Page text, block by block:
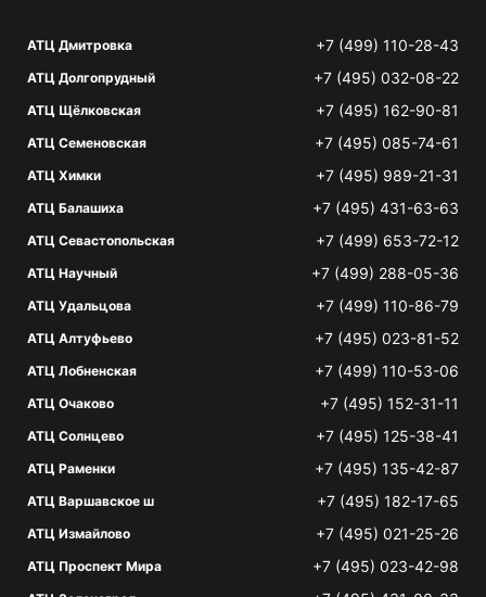
АТЦ Дмитровка +7 (499) 110-28-43
АТЦ Долгопрудный +7 (495) 032-08-22
АТЦ Щёлковская +7 (495) 162-90-81
АТЦ Семеновская +7 (495) 085-74-61
АТЦ Химки +7 (495) 989-21-31
АТЦ Балашиха +7 (495) 431-63-63
АТЦ Севастопольская +7 (499) 653-72-12
АТЦ Научный +7 (499) 288-05-36
АТЦ Удальцова +7 (499) 110-86-79
АТЦ Алтуфьево +7 (495) 023-81-52
АТЦ Лобненская +7 (499) 110-53-06
АТЦ Очаково +7 (495) 152-31-11
АТЦ Солнцево +7 (495) 125-38-41
АТЦ Раменки +7 (495) 135-42-87
АТЦ Варшавское ш +7 (495) 182-17-65
АТЦ Измайлово +7 (495) 021-25-26
АТЦ Проспект Мира +7 (495) 023-42-98